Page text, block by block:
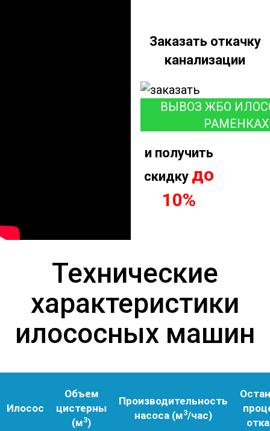
Заказать откачку
канализации
ВЫВОЗ ЖБО
РАМЕНКАХ
и получить
скидку до
10%
Технические
характеристики
илососных машин
Илосос
Объем
цистерны
(м3)
Производительность
насоса (м3/час)